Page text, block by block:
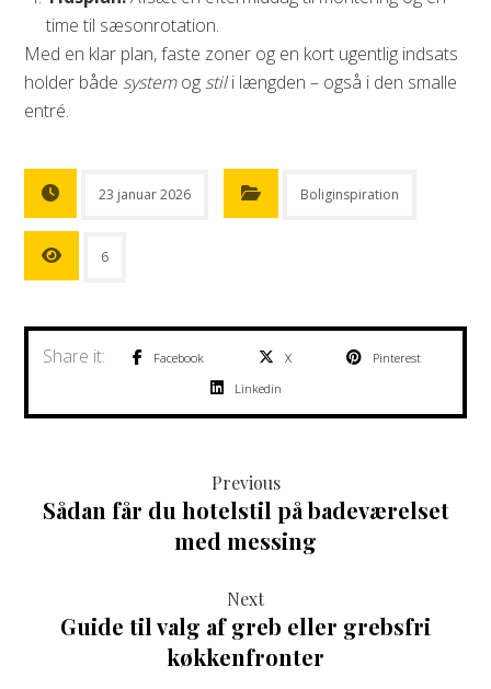
time til sæsonrotation.
Med en klar plan, faste zoner og en kort ugentlig indsats
holder både systemog stili længden – også i den smalle
entré.
23 januar 2026 Boliginspiration
6
Facebook X
Pinterest
Linkedin
Previous
Sådan får du hotelstil på badeværelset
med messing
Next
Guide til valg af greb eller grebsfri
køkkenfronter